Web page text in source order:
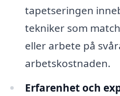
tapetseringen
tekniker som
eller arbete på
arbetskostnaden.
Erfarenhet och